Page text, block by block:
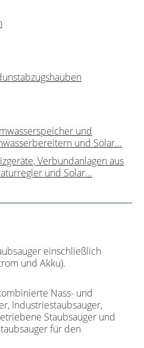
und
und Solar...
Verbundanlagen aus
und Solar...
einschließlich
und Akku).
Nass- und
Industriestaubsauger,
Staubsauger und
für den